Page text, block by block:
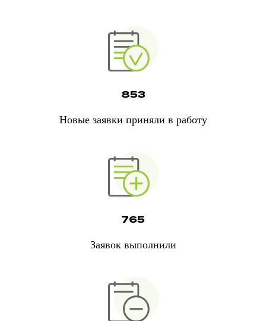
853
Новые заявки приняли в работу
765
Заявок выполнили